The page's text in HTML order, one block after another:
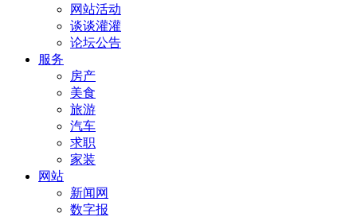
网站活动
谈谈灌灌
论坛公告
服务
房产
美食
旅游
汽车
求职
家装
网站
新闻网
数字报